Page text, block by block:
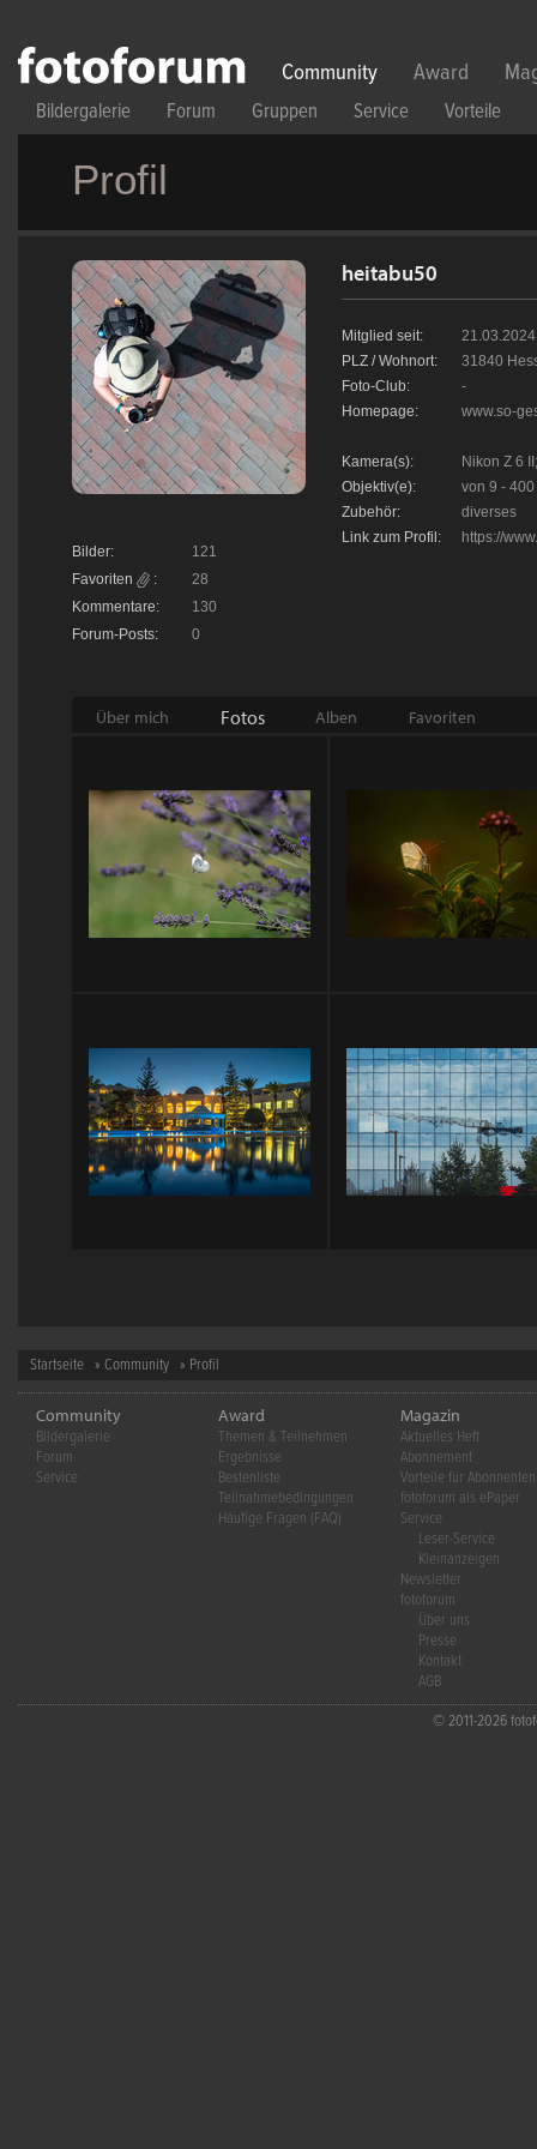
Community Award
Bildergalerie Forum Gruppen Service Vorteile
Profil
Bilder:
121
Favoriten
:
28
Kommentare:
130
Forum-Posts:
0
heitabu50
Mitglied seit:
21.03.2024
PLZ / Wohnort:
31840
Foto-Club:
-
Homepage:
www.so-
Kamera(s):
Nikon Z 6
Objektiv(e):
von 9 - 400
Zubehör:
diverses
Link zum Profil:
https://
Über mich Fotos Alben Favoriten
Startseite » Community » Profil
Community
Bildergalerie
Forum
Service
Award
Themen & Teilnehmen
Ergebnisse
Bestenliste
Teilnahmebedingungen
Häufige Fragen (FAQ)
Magazin
Aktuelles Heft
Abonnement
Vorteile für Abonnenten
fotoforum als ePaper
Service
Leser-Service
Kleinanzeigen
Newsletter
fotoforum
Über uns
Presse
Kontakt
AGB
© 2011-2026